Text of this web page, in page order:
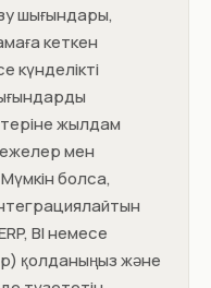
шығындары,
кеткен
күнделікті
жылдам
мен
болса,
BI немесе
қолданыңыз және